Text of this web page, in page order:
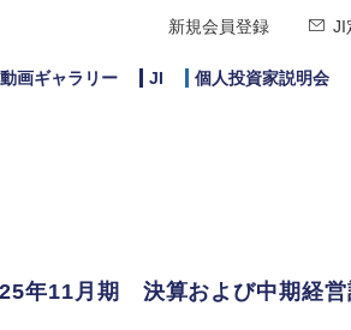
新規会員登録 JI
動画ギャラリー JI 個人投資家説明会
年11月期 決算および中期経営